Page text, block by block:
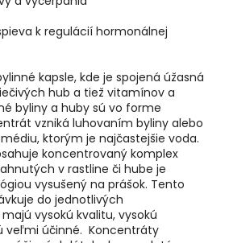
k regulácií hormonálnej
kapsle, kde je spojená úžasná
hub a tiež vitamínov a
byliny a huby sú vo forme
vzniká luhovaním byliny alebo
ktorým je najčastejšie voda.
koncentrovaný komplex
v rastline či hube je
vysušený na prášok. Tento
do jednotlivých
vysokú kvalitu, vysokú
veľmi účinné. Koncentráty